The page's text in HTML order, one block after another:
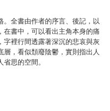
。全書由作者的序言、後記，以
在書中，可以看出主角本身的痛
字裡行間透露著深沉的悲哀與灰
，看似頹廢陰鬱，實則指出人
思的空間。